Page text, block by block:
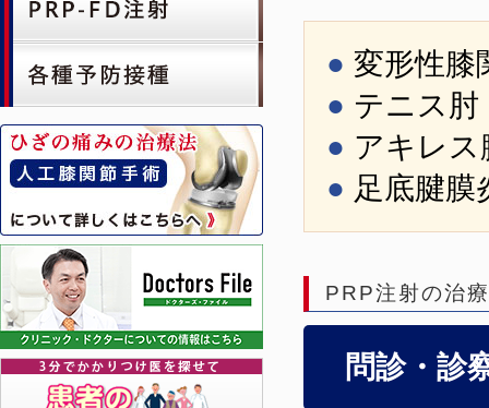
● 変形性膝
● テニス肘
● アキレス
● 足底腱
PRP注射の治
問診・診